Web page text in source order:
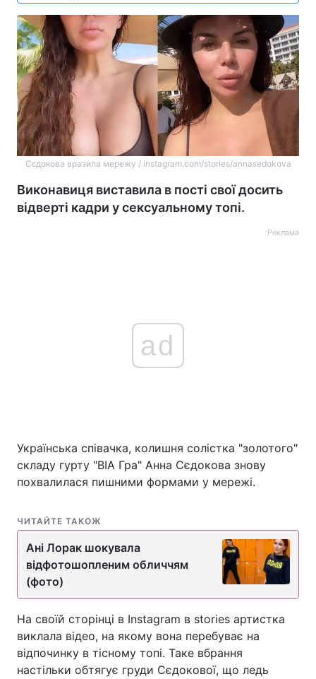
Сєдокова вразила мережу / instagram.com/stories/annasedokova
Виконавиця виставила в пості свої досить
відверті кадри у сексуальному топі.
Реклама
ad
Українська співачка, колишня солістка "золотого"
складу гурту "ВІА Гра" Анна Сєдокова знову
похвалилася пишними формами у мережі.
ЧИТАЙТЕ ТАКОЖ
Ані Лорак шокувала
відфотошопленим обличчям
(фото)
На своїй сторінці в Instagram в stories артистка
виклала відео, на якому вона перебуває на
відпочинку в тісному топі. Таке вбрання
настільки обтягує груди Сєдокової, що ледь